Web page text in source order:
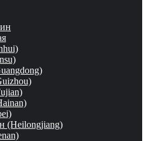
(Heilongjiang)